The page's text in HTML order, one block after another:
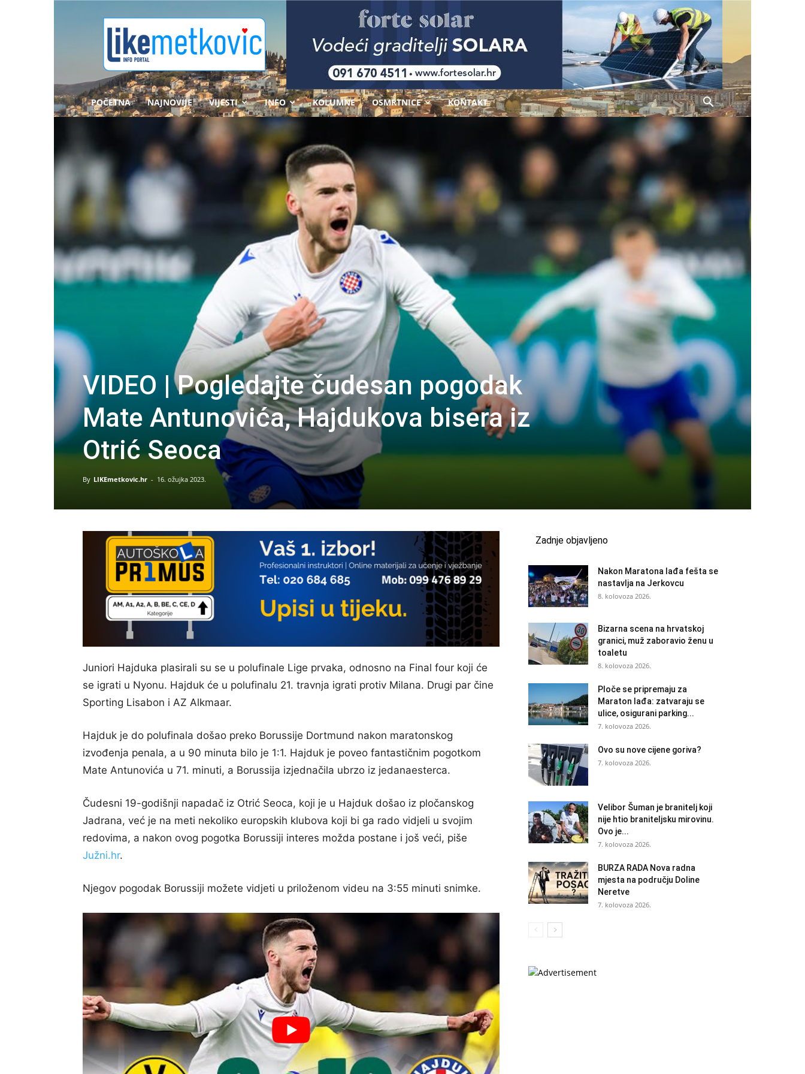
POČETNA NAJNOVIJE VIJESTI INFO KOLUMNE OSMRTNICE KONTAKT
VIDEO | Pogledajte čudesan pogodak
Mate Antunovića, Hajdukova bisera iz
Otrić Seoca
By LIKEmetkovic.hr - 16. ožujka 2023.
Juniori Hajduka plasirali su se u polufinale Lige prvaka, odnosno na Final four koji će
se igrati u Nyonu. Hajduk će u polufinalu 21. travnja igrati protiv Milana. Drugi par čine
Sporting Lisabon i AZ Alkmaar.
Hajduk je do polufinala došao preko Borussije Dortmund nakon maratonskog
izvođenja penala, a u 90 minuta bilo je 1:1. Hajduk je poveo fantastičnim pogotkom
Mate Antunovića u 71. minuti, a Borussija izjednačila ubrzo iz jedanaesterca.
Čudesni 19-godišnji napadač iz Otrić Seoca, koji je u Hajduk došao iz pločanskog
Jadrana, već je na meti nekoliko europskih klubova koji bi ga rado vidjeli u svojim
redovima, a nakon ovog pogotka Borussiji interes možda postane i još veći, piše
Južni.hr.
Njegov pogodak Borussiji možete vidjeti u priloženom videu na 3:55 minuti snimke.
Zadnje objavljeno
Nakon Maratona lađa fešta se
nastavlja na Jerkovcu
8. kolovoza 2026.
Bizarna scena na hrvatskoj
granici, muž zaboravio ženu u
toaletu
8. kolovoza 2026.
Ploče se pripremaju za
Maraton lađa: zatvaraju se
ulice, osigurani parking...
7. kolovoza 2026.
Ovo su nove cijene goriva?
7. kolovoza 2026.
Velibor Šuman je branitelj koji
nije htio braniteljsku mirovinu.
Ovo je...
7. kolovoza 2026.
BURZA RADA Nova radna
mjesta na području Doline
Neretve
7. kolovoza 2026.